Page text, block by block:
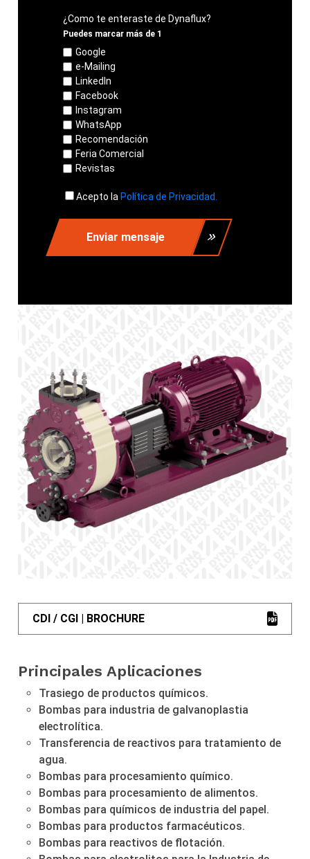
¿Como te enteraste de Dynaflux?
Puedes marcar más de 1
Google
e-Mailing
LinkedIn
Facebook
Instagram
WhatsApp
Recomendación
Feria Comercial
Revistas
Acepto la Política de Privacidad.
Enviar mensaje
CDI / CGI | BROCHURE
Principales Aplicaciones
Trasiego de productos químicos.
Bombas para industria de galvanoplastia
electrolítica.
Transferencia de reactivos para tratamiento de
agua.
Bombas para procesamiento químico.
Bombas para procesamiento de alimentos.
Bombas para químicos de industria del papel.
Bombas para productos farmacéuticos.
Bombas para reactivos de flotación.